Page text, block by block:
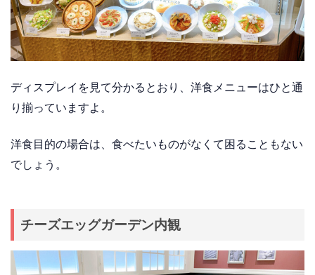
ディスプレイを見て分かるとおり、洋食メニューはひと通
り揃っていますよ。
洋食目的の場合は、食べたいものがなくて困ることもない
でしょう。
チーズエッグガーデン内観